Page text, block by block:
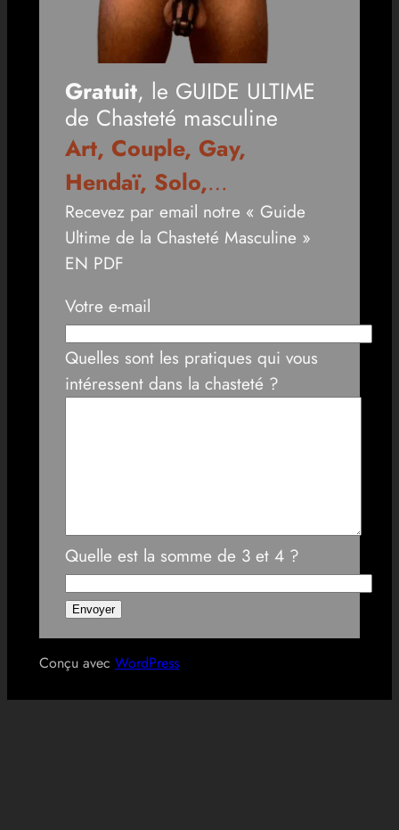
Gratuit, le GUIDE ULTIME
de Chasteté masculine
Art, Couple, Gay,
Hendaï, Solo,…
Recevez par email notre « Guide
Ultime de la Chasteté Masculine »
EN PDF
Votre e-mail
Quelles sont les pratiques qui vous
intéressent dans la chasteté ?
Quelle est la somme de 3 et 4 ?
Conçu avec WordPress